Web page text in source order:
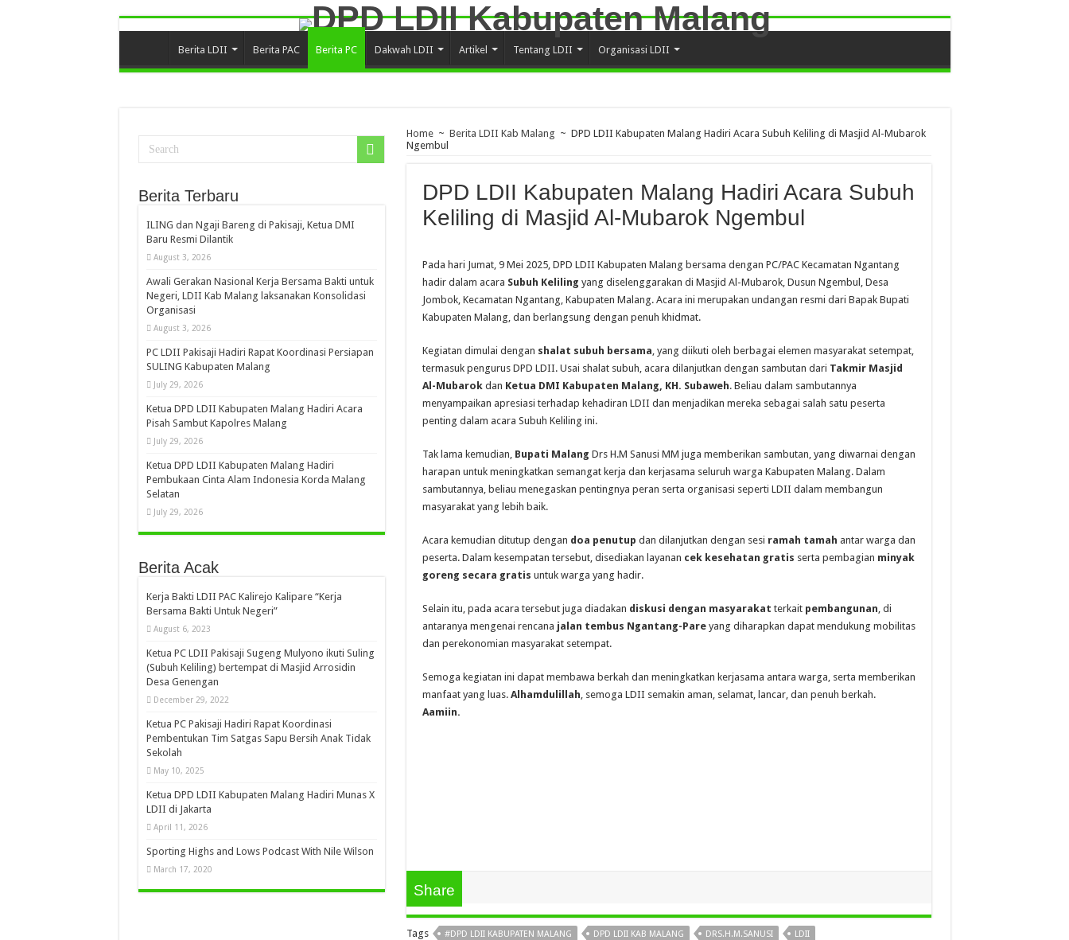
Berita LDII Berita PAC Berita PC Dakwah LDII Artikel Tentang LDII Organisasi LDII
Home ~ Berita LDII Kab Malang ~ DPD LDII Kabupaten Malang Hadiri Acara Subuh Keliling di Masjid Al-Mubarok
Ngembul
DPD LDII Kabupaten Malang Hadiri Acara Subuh
Keliling di Masjid Al-Mubarok Ngembul
Pada hari Jumat, 9 Mei 2025, DPD LDII Kabupaten Malang bersama dengan PC/PAC Kecamatan Ngantang
hadir dalam acara Subuh Keliling yang diselenggarakan di Masjid Al-Mubarok, Dusun Ngembul, Desa
Jombok, Kecamatan Ngantang, Kabupaten Malang. Acara ini merupakan undangan resmi dari Bapak Bupati
Kabupaten Malang, dan berlangsung dengan penuh khidmat.
Kegiatan dimulai dengan shalat subuh bersama, yang diikuti oleh berbagai elemen masyarakat setempat,
termasuk pengurus DPD LDII. Usai shalat subuh, acara dilanjutkan dengan sambutan dari Takmir Masjid
Al-Mubarokdan Ketua DMI Kabupaten Malang, KH. Subaweh. Beliau dalam sambutannya
menyampaikan apresiasi terhadap kehadiran LDII dan menjadikan mereka sebagai salah satu peserta
penting dalam acara Subuh Keliling ini.
Tak lama kemudian, Bupati Malang Drs H.M Sanusi MM juga memberikan sambutan, yang diwarnai dengan
harapan untuk meningkatkan semangat kerja dan kerjasama seluruh warga Kabupaten Malang. Dalam
sambutannya, beliau menegaskan pentingnya peran serta organisasi seperti LDII dalam membangun
masyarakat yang lebih baik.
Acara kemudian ditutup dengan doa penutup dan dilanjutkan dengan sesi ramah tamah antar warga dan
peserta. Dalam kesempatan tersebut, disediakan layanan cek kesehatan gratis serta pembagian minyak
goreng secara gratis untuk warga yang hadir.
Selain itu, pada acara tersebut juga diadakan diskusi dengan masyarakat terkait pembangunan, di
antaranya mengenai rencana jalan tembus Ngantang-Pareyang diharapkan dapat mendukung mobilitas
dan perekonomian masyarakat setempat.
Semoga kegiatan ini dapat membawa berkah dan meningkatkan kerjasama antara warga, serta memberikan
manfaat yang luas. Alhamdulillah, semoga LDII semakin aman, selamat, lancar, dan penuh berkah.
Aamiin.
Share
Tags #DPD LDII KABUPATEN MALANG DPD LDII KAB MALANG DRS.H.M.SANUSI
LDII
Berita Terbaru
ILING dan Ngaji Bareng di Pakisaji, Ketua DMI
Baru Resmi Dilantik
August 3, 2026
Awali Gerakan Nasional Kerja Bersama Bakti untuk
Negeri, LDII Kab Malang laksanakan Konsolidasi
Organisasi
August 3, 2026
PC LDII Pakisaji Hadiri Rapat Koordinasi Persiapan
SULING Kabupaten Malang
July 29, 2026
Ketua DPD LDII Kabupaten Malang Hadiri Acara
Pisah Sambut Kapolres Malang
July 29, 2026
Ketua DPD LDII Kabupaten Malang Hadiri
Pembukaan Cinta Alam Indonesia Korda Malang
Selatan
July 29, 2026
Berita Acak
Kerja Bakti LDII PAC Kalirejo Kalipare “Kerja
Bersama Bakti Untuk Negeri”
August 6, 2023
Ketua PC LDII Pakisaji Sugeng Mulyono ikuti Suling
(Subuh Keliling) bertempat di Masjid Arrosidin
Desa Genengan
December 29, 2022
Ketua PC Pakisaji Hadiri Rapat Koordinasi
Pembentukan Tim Satgas Sapu Bersih Anak Tidak
Sekolah
May 10, 2025
Ketua DPD LDII Kabupaten Malang Hadiri Munas X
LDII di Jakarta
April 11, 2026
Sporting Highs and Lows Podcast With Nile Wilson
March 17, 2020